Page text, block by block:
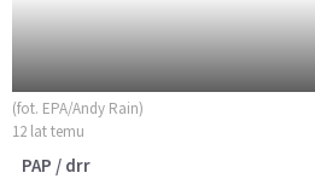
(fot. EPA/Andy Rain)
12 lat temu
PAP / drr